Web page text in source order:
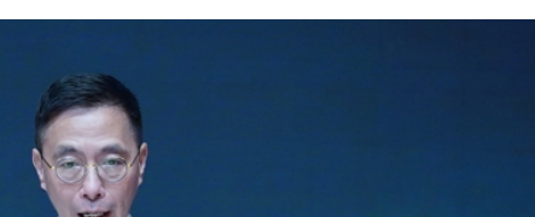
賬戶
便利灣區居民
將粉嶺揮桿 為香港行畫圓滿句號